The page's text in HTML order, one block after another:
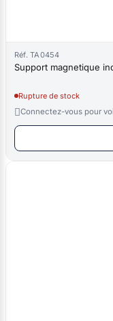
Réf. TA0454
Support magnetique
Rupture de stock
Connectez-vous pour